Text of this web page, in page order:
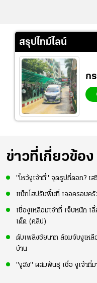
สรุปไทม์ไลน์
ก
ข่าวที่เกี่ยวข้อง
"ไหว้งูเจ้าที่" จุดธูปกี่ดอก? เ
แบ็กโฮปรับพื้นที่ เจอครอบค
เชื่องูเหลือมเจ้าที่ เจ็บหนัก
เด็ด (คลิป)
ดับเพลิงชัยนาท ล้อมจับงูเห
บ้าน
"งูสิง" ผสมพันธุ์ เชื่อ งูเจ้าที่ม